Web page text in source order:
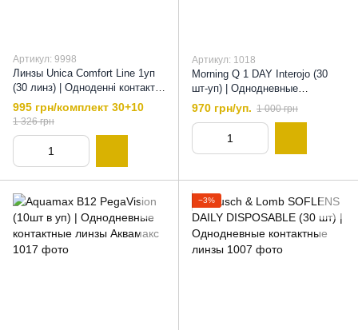
Артикул: 9998
Линзы Unica Comfort Line 1уп
(30 линз) | Одноденні контактні
лінзи , 8,7
995 грн/комплект 30+10
1 326 грн
Артикул: 1018
Morning Q 1 DAY Interojo (30
шт-уп) | Однодневные
контактные линзы , 8,6
970 грн/уп. 1 000 грн
−3%